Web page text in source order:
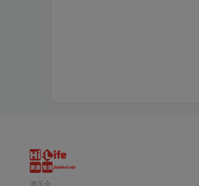
酒乐会